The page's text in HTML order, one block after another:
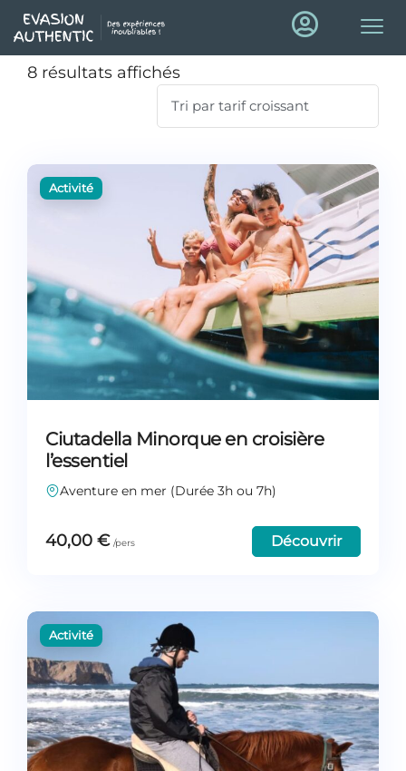
8 résultats affichés
Ciutadella Minorque en croisière
l’essentiel
Aventure en mer (Durée 3h ou 7h)
40,00 € Découvrir